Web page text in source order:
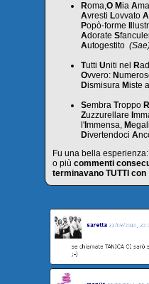
Roma,O Mia A
Avresti Lovvato A
Popò-forme
Adorate S
Autogestito
Tutti Uniti nel R
Ovvero: N
Dismisura Miste
Sembra Troppo R
Zuzzurellare
l' mmensa, M
Divertendoci A
Fu una bella
o più commenti
terminavano TUTTI con